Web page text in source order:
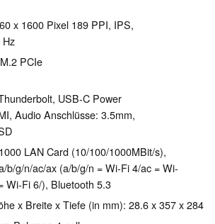
x 1600 Pixel 189 PPI, IPS,
M.2 PCIe
USB-C Power
Audio Anschlüsse: 3.5mm,
LAN Card (10/100/1000MBit/s),
b/g/n/ac/ax (a/b/g/n = Wi-Fi 4/ac = Wi-
Wi-Fi 6/), Bluetooth 5.3
x Breite x Tiefe (in mm): 28.6 x 357 x 284